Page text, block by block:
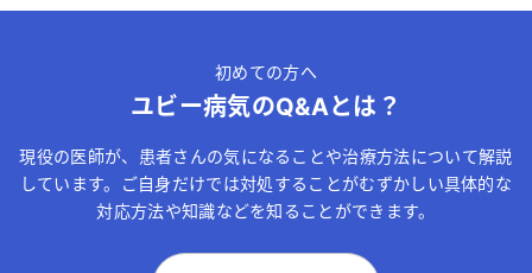
初めての方へ
ユビー病気のQ&Aとは？
現役の医師が、患者さんの気になることや治療方法について解説
しています。ご自身だけでは対処することがむずかしい具体的な
対応方法や知識などを知ることができます。